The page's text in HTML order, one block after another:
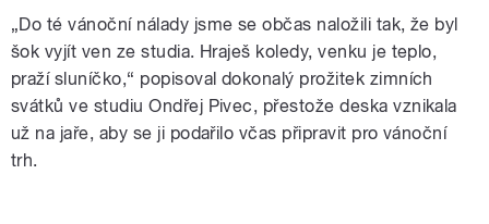
„Do té vánoční nálady jsme se občas naložili tak, že byl
šok vyjít ven ze studia. Hraješ koledy, venku je teplo,
praží sluníčko,“ popisoval dokonalý prožitek zimních
svátků ve studiu Ondřej Pivec, přestože deska vznikala
už na jaře, aby se ji podařilo včas připravit pro vánoční
trh.